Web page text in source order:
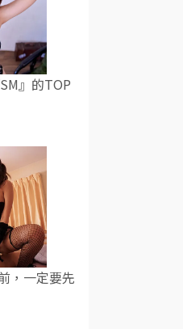
』的TOP
，一定要先